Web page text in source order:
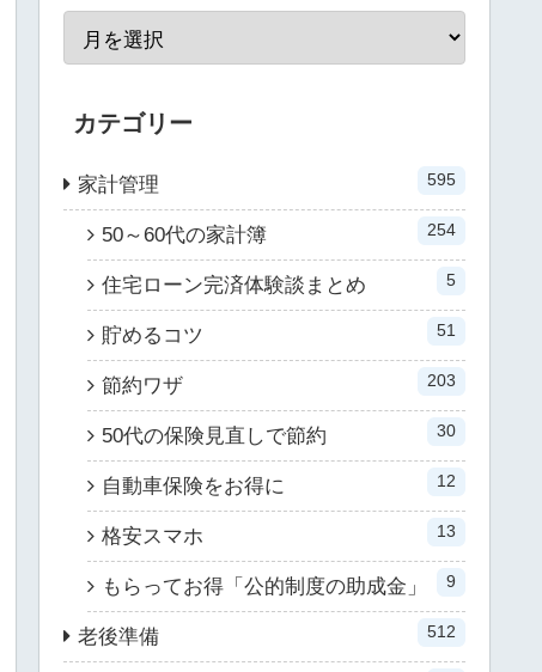
カテゴリー
家計管理 595
50～60代の家計簿 254
住宅ローン完済体験談まとめ 5
貯めるコツ 51
節約ワザ 203
50代の保険見直しで節約 30
自動車保険をお得に 12
格安スマホ 13
もらってお得「公的制度の助成金」 9
老後準備 512